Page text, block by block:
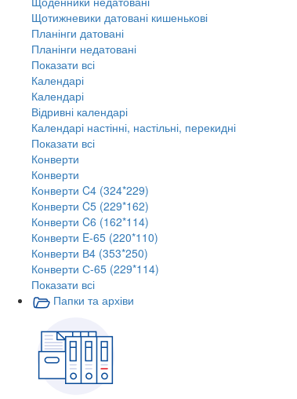
Щотижневики датовані кишенькові
Планінги датовані
Планінги недатовані
Показати всі
Календарі
Календарі
Відривні календарі
Календарі настінні, настільні, перекидні
Показати всі
Конверти
Конверти
Конверти C4 (324*229)
Конверти C5 (229*162)
Конверти C6 (162*114)
Конверти E-65 (220*110)
Конверти В4 (353*250)
Конверти С-65 (229*114)
Показати всі
Папки та архіви